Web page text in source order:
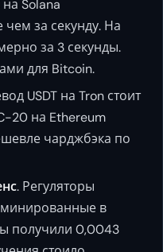
на Solana
за секунду. На
за 3 секунды.
для Bitcoin.
USDT на Tron стоит
20 на Ethereum
чарджбэка по
. Регуляторы
в
получили 0,0043